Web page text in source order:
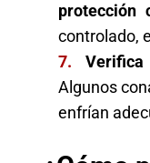
protección
controlado,
7.
Algunos
enfrían